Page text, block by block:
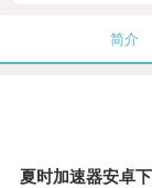
简介
夏时加速器安卓